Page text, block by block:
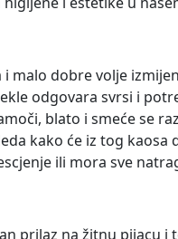
i malo dobre volje
odgovara svrsi i
blato i smeće se
kako će iz tog
ili mora sve
prilaz na žitnu pijacu